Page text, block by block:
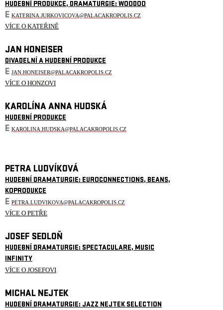
HUDEBNÍ PRODUKCE, DRAMATURGIE: WOODOO
E KATERINA.JURKOVICOVA@PALACAKROPOLIS.CZ
VÍCE O KATEŘINĚ
JAN HONEISER
DIVADELNÍ A HUDEBNÍ PRODUKCE
E JAN.HONEISER@PALACAKROPOLIS.CZ
VÍCE O HONZOVI
KAROLÍNA ANNA HUDSKÁ
HUDEBNÍ PRODUKCE
E KAROLINA.HUDSKA@PALACAKROPOLIS.CZ
PETRA LUDVÍKOVÁ
HUDEBNÍ DRAMATURGIE: EUROCONNECTIONS, BEANS,
KOPRODUKCE
E PETRA.LUDVIKOVA@PALACAKROPOLIS.CZ
VÍCE O PETŘE
JOSEF SEDLOŇ
HUDEBNÍ DRAMATURGIE: SPECTACULARE, MUSIC
INFINITY
VÍCE O JOSEFOVI
MICHAL NEJTEK
HUDEBNÍ DRAMATURGIE: JAZZ NEJTEK SELECTION